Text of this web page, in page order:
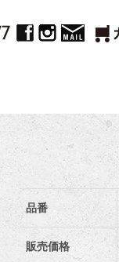
品番
販売価格